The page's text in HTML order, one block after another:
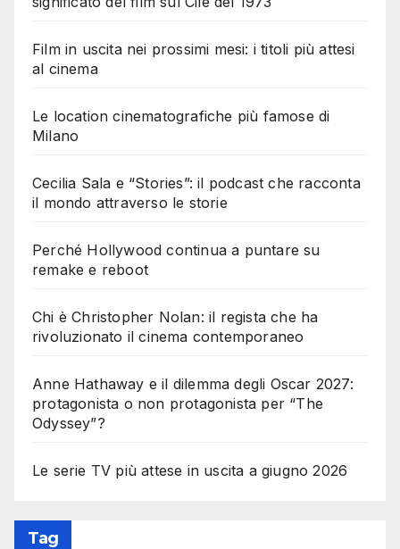
Film in uscita nei prossimi mesi: i titoli più attesi
al cinema
Le location cinematografiche più famose di
Milano
Cecilia Sala e “Stories”: il podcast che racconta
il mondo attraverso le storie
Perché Hollywood continua a puntare su
remake e reboot
Chi è Christopher Nolan: il regista che ha
rivoluzionato il cinema contemporaneo
Anne Hathaway e il dilemma degli Oscar 2027:
protagonista o non protagonista per “The
Odyssey”?
Le serie TV più attese in uscita a giugno 2026
Tag